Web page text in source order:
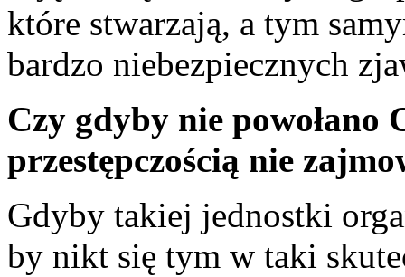
które stwarzają, a tym
bardzo niebezpiecznych
Czy gdyby nie powołano
przestępczością nie
Gdyby takiej jednostki
by nikt się tym w taki